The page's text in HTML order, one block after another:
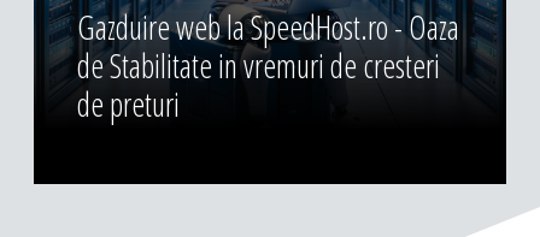
Gazduire web la SpeedHost.ro - Oaza
de Stabilitate in vremuri de cresteri
de preturi